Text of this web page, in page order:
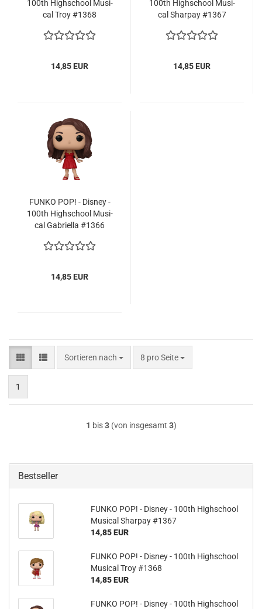
100th High­school Mu­si­
cal Troy #1368
14,85 EUR
100th High­school Mu­si­
cal Shar­pay #1367
14,85 EUR
FUNKO POP! - Dis­ney -
100th High­school Mu­si­
cal Ga­bri­el­la #1366
14,85 EUR
Sortieren nach
Sortieren nach 8 pro Seite
pro Seite
1
1 bis3(von insgesamt 3)
Bestseller
FUNKO POP! - Dis­ney - 100th High­school
Mu­si­cal Shar­pay #1367
14,85 EUR
FUNKO POP! - Dis­ney - 100th High­school
Mu­si­cal Troy #1368
14,85 EUR
FUNKO POP! - Dis­ney - 100th High­school